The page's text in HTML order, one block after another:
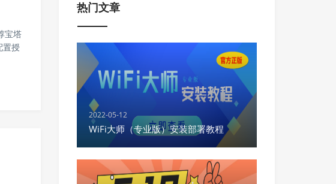
宝塔
置授
热门文章
2022-05-12
WiFi大师（专业版）安装部署教程